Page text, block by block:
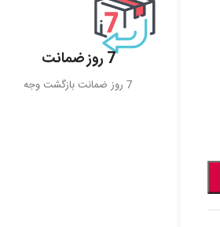
7 روز ضمانت
7 روز ضمانت بازگشت وجه